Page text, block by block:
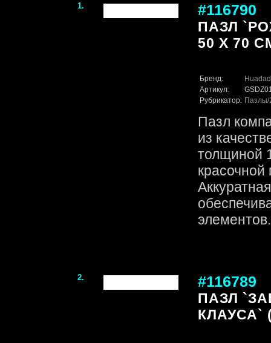
1. #116790
ПАЗЛ
50 Х 70
Бренд:
Артикул:
Рубрикатор: Пазлы/
Пазл
из
толщиной
красочной
2. #116789
ПАЗЛ
КЛАУСА`